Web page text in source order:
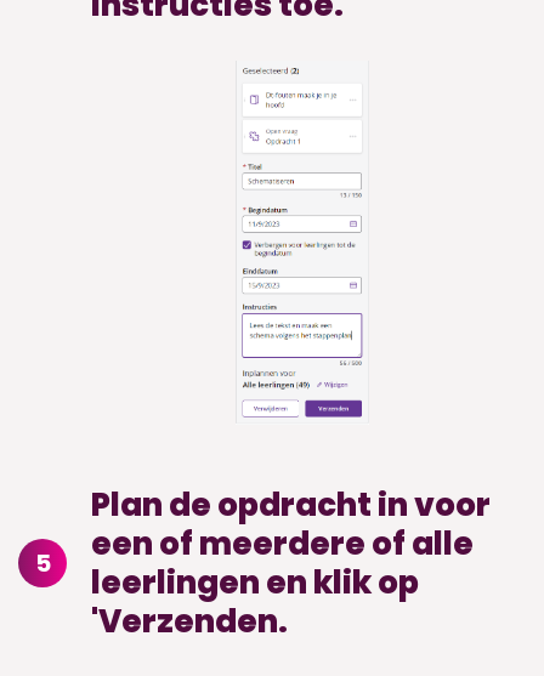
5
Plan de opdracht in voor
een of meerdere of alle
leerlingen en klik op
'Verzenden.